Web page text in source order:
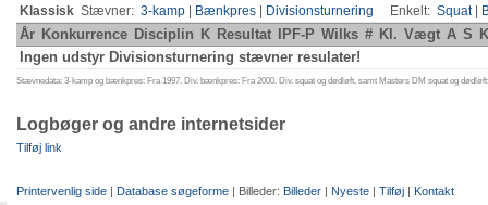
Klassisk Stævner: 3-kamp Bænkpres Divisionsturnering Enkelt: Squat|
År Konkurrence Disciplin K Resultat IPF-P Wilks # Kl. Vægt A S
Ingen udstyr Divisionsturnering stævner resulater!
Stævnedata: 3-kamp og bænkpres: Fra 1997. Div. bænkpres: Fra 2000. Div. squat og dødløft, samt Masters DM squat og
Logbøger og andre internetsider
Tilføj link
Printervenlig side | Database søgeforme | Billeder: Billeder | Nyeste | Tilføj | Kontakt